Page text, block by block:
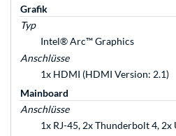
Grafik
Typ
Intel® Arc™ Graphics
Anschlüsse
1x HDMI (HDMI Version: 2.1)
Mainboard
Anschlüsse
1x RJ-45, 2x Thunderbolt 4, 2x